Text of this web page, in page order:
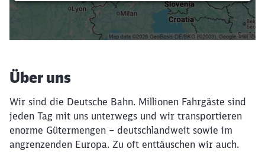
Filter setzen
Über uns
Wir sind die Deutsche Bahn. Millionen Fahrgäste sind
jeden Tag mit uns unterwegs und wir transportieren
enorme Gütermengen – deutschlandweit sowie im
angrenzenden Europa. Zu oft enttäuschen wir auch.